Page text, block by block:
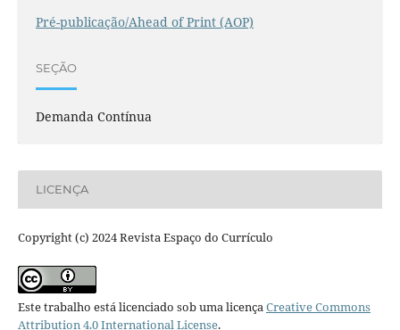
Pré-publicação/Ahead of Print (AOP)
SEÇÃO
Demanda Contínua
LICENÇA
Copyright (c) 2024 Revista Espaço do Currículo
Este trabalho está licenciado sob uma licençaCreative Commons
Attribution 4.0 International License.